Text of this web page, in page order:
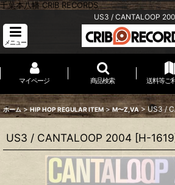
千葉本八幡 CRIB RECORDS
US3 / CANTALOOP
メニュー
マイページ 商品検索 送料等ご
ホーム > HIP HOP REGULAR ITEM > M〜Z,VA > US3 /
US3 / CANTALOOP 2004 [H-1619